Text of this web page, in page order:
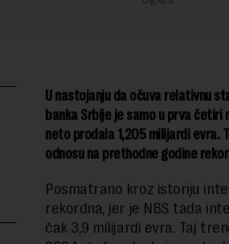
U nastojanju da očuva relativnu
banka Srbije je samo u prva
neto prodala 1,205 milijardi evra.
odnosu na prethodne godine
Posmatrano kroz istoriju
rekordna, jer je NBS tada
čak 3,9 milijardi evra. Taj